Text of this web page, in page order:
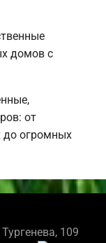
домов с
от
огромных
109